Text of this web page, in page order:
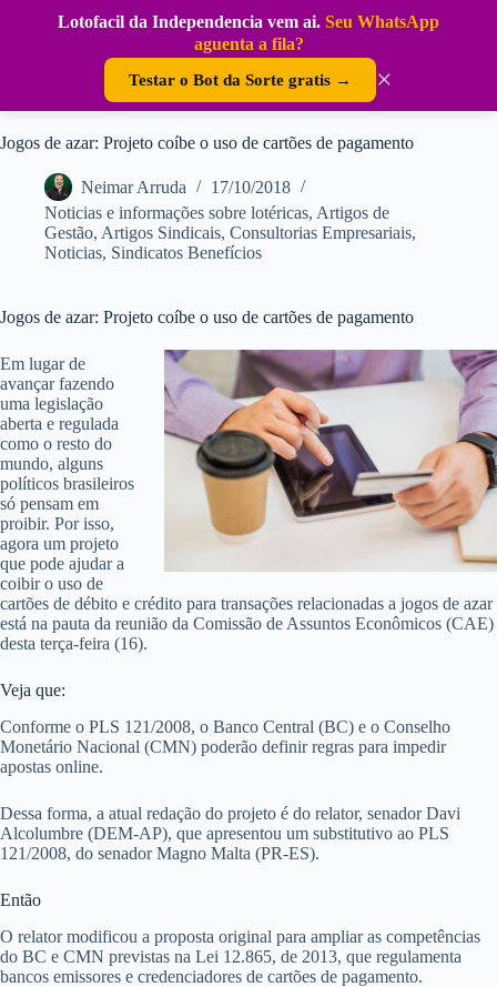
Lotofacil da Independencia vem ai. Seu WhatsApp
aguenta a fila?
Testar o Bot da Sorte gratis → ×
Jogos de azar: Projeto coíbe o uso de cartões de pagamento
Neimar Arruda
17/10/2018
Noticias e informações sobre lotéricas, Artigos de
Gestão, Artigos Sindicais, Consultorias Empresariais,
Noticias, Sindicatos Benefícios
Jogos de azar: Projeto coíbe o uso de cartões de pagamento
Em lugar de
avançar fazendo
uma legislação
aberta e regulada
como o resto do
mundo, alguns
políticos brasileiros
só pensam em
proibir. Por isso,
agora um projeto
que pode ajudar a
coibir o uso de
cartões de débito e crédito para transações relacionadas a jogos de azar
está na pauta da reunião da Comissão de Assuntos Econômicos (CAE)
desta terça-feira (16).
Veja que:
Conforme o PLS 121/2008, o Banco Central (BC) e o Conselho
Monetário Nacional (CMN) poderão definir regras para impedir
apostas online.
Dessa forma, a atual redação do projeto é do relator, senador Davi
Alcolumbre (DEM-AP), que apresentou um substitutivo ao PLS
121/2008, do senador Magno Malta (PR-ES).
Então
O relator modificou a proposta original para ampliar as competências
do BC e CMN previstas na Lei 12.865, de 2013, que regulamenta
bancos emissores e credenciadores de cartões de pagamento.